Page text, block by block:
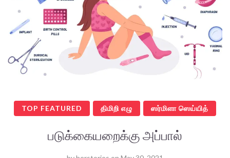
TOP FEATURED திமிறி எழு ஸர்மிளா ஸெய்யித்
படுக்கையறைக்கு அப்பால்